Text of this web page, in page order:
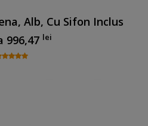
Alb, Cu Sifon Inclus
996,47 lei